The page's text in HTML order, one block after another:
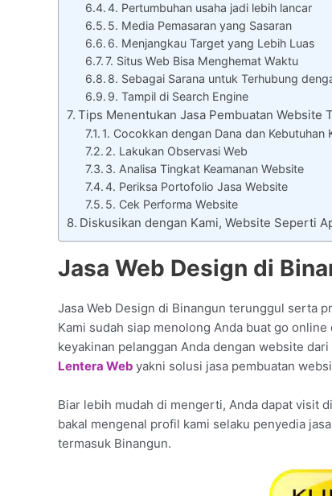
4. Pertumbuhan usaha jadi lebih lancar
5. Media Pemasaran yang Sasaran
6. Menjangkau Target yang Lebih Luas
7. Situs Web Bisa Menghemat Waktu
8. Sebagai Sarana untuk Terhubung
9. Tampil di Search Engine
Tips Menentukan Jasa Pembuatan Website
1. Cocokkan dengan Dana dan
2. Lakukan Observasi Web
3. Analisa Tingkat Keamanan Website
4. Periksa Portofolio Jasa Website
5. Cek Performa Website
Diskusikan dengan Kami, Website Seperti
Jasa Web Design di
Jasa Web Design di Binangun terunggul serta
Kami sudah siap menolong Anda buat go
keyakinan pelanggan Anda dengan website dari
Lentera Web yakni solusi jasa pembuatan
Biar lebih mudah di mengerti, Anda dapat visit
bakal mengenal profil kami selaku penyedia
termasuk Binangun.